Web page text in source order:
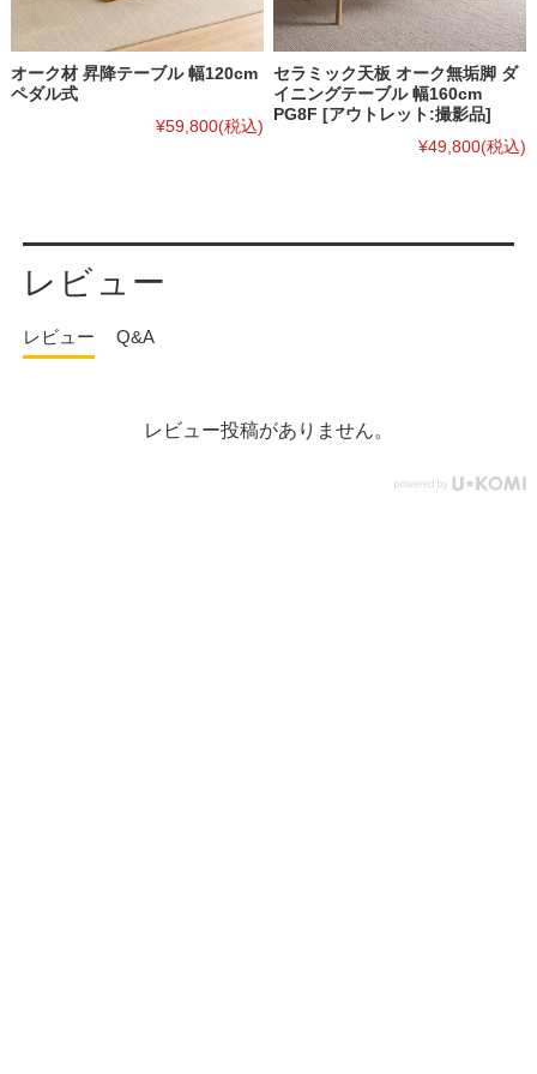
オーク材 昇降テーブル 幅120cm
ペダル式
¥59,800(税込)
セラミック天板 オーク無垢脚 ダ
イニングテーブル 幅160cm
PG8F [アウトレット:撮影品]
¥49,800(税込)
レビュー
レビュー Q&A
レビュー投稿がありません。